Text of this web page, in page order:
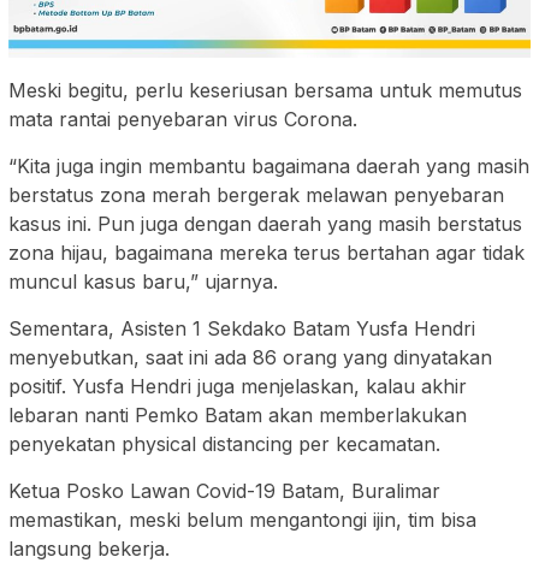
Meski begitu, perlu keseriusan bersama untuk memutus
mata rantai penyebaran virus Corona.
“Kita juga ingin membantu bagaimana daerah yang masih
berstatus zona merah bergerak melawan penyebaran
kasus ini. Pun juga dengan daerah yang masih berstatus
zona hijau, bagaimana mereka terus bertahan agar tidak
muncul kasus baru,” ujarnya.
Sementara, Asisten 1 Sekdako Batam Yusfa Hendri
menyebutkan, saat ini ada 86 orang yang dinyatakan
positif. Yusfa Hendri juga menjelaskan, kalau akhir
lebaran nanti Pemko Batam akan memberlakukan
penyekatan physical distancing per kecamatan.
Ketua Posko Lawan Covid-19 Batam, Buralimar
memastikan, meski belum mengantongi ijin, tim bisa
langsung bekerja.